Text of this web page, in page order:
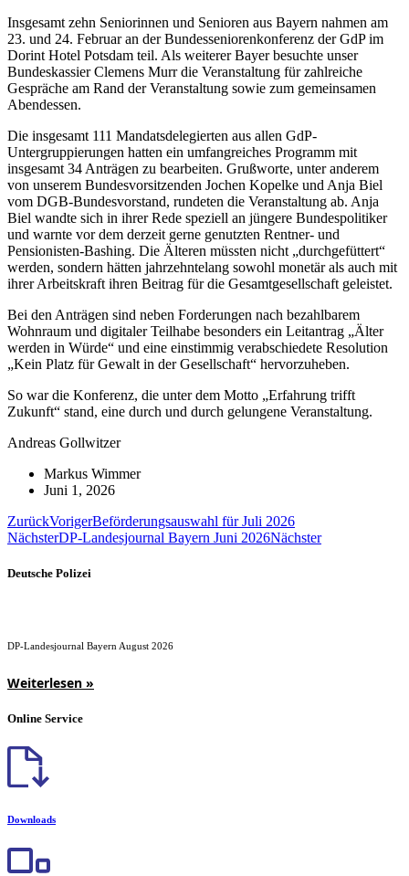
Insgesamt zehn Seniorinnen und Senioren aus Bayern nahmen am
23. und 24. Februar an der Bundesseniorenkonferenz der GdP im
Dorint Hotel Potsdam teil. Als weiterer Bayer besuchte unser
Bundeskassier Clemens Murr die Veranstaltung für zahlreiche
Gespräche am Rand der Veranstaltung sowie zum gemeinsamen
Abendessen.
Die insgesamt 111 Mandatsdelegierten aus allen GdP-
Untergruppierungen hatten ein umfangreiches Programm mit
insgesamt 34 Anträgen zu bearbeiten. Grußworte, unter anderem
von unserem Bundesvorsitzenden Jochen Kopelke und Anja Biel
vom DGB-Bundesvorstand, rundeten die Veranstaltung ab. Anja
Biel wandte sich in ihrer Rede speziell an jüngere Bundespolitiker
und warnte vor dem derzeit gerne genutzten Rentner- und
Pensionisten-Bashing. Die Älteren müssten nicht „durchgefüttert“
werden, sondern hätten jahrzehntelang sowohl monetär als auch mit
ihrer Arbeitskraft ihren Beitrag für die Gesamtgesellschaft geleistet.
Bei den Anträgen sind neben Forderungen nach bezahlbarem
Wohnraum und digitaler Teilhabe besonders ein Leitantrag „Älter
werden in Würde“ und eine einstimmig verabschiedete Resolution
„Kein Platz für Gewalt in der Gesellschaft“ hervorzuheben.
So war die Konferenz, die unter dem Motto „Erfahrung trifft
Zukunft“ stand, eine durch und durch gelungene Veranstaltung.
Andreas Gollwitzer
Markus Wimmer
Juni 1, 2026
ZurückVorigerBeförderungsauswahl für Juli 2026
NächsterDP-Landesjournal Bayern Juni 2026Nächster
Deutsche Polizei
DP-Landesjournal Bayern August 2026
Weiterlesen »
Online Service
Downloads